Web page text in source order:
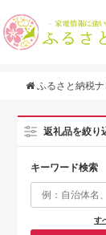
ふるさと納税ナ
返礼品を絞り
キーワード検索
す